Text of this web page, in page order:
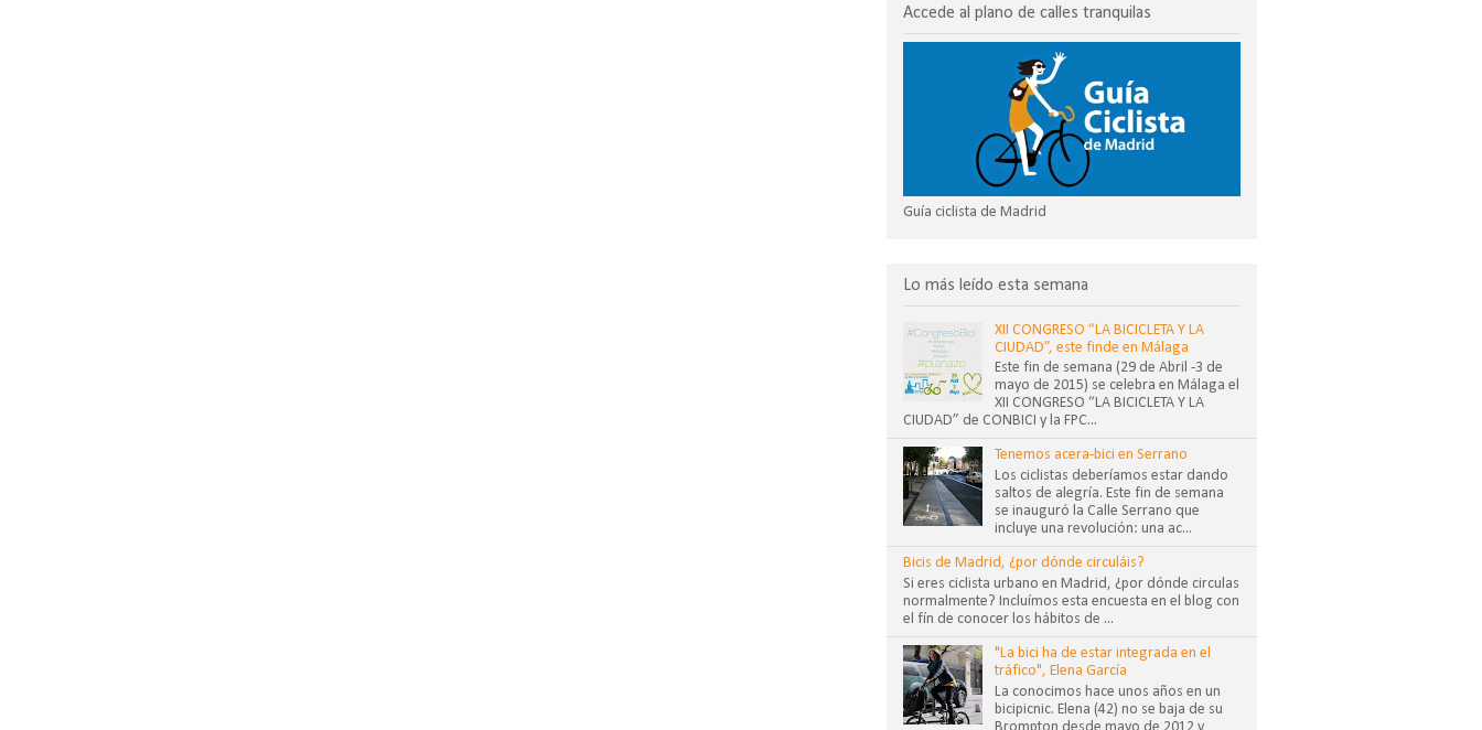
Accede al plano de calles tranquilas
Guía ciclista de Madrid
Lo más leído esta semana
XII CONGRESO “LA BICICLETA Y LA
CIUDAD”, este finde en Málaga
Este fin de semana (29 de Abril -3 de
mayo de 2015) se celebra en Málaga el
XII CONGRESO “LA BICICLETA Y LA
CIUDAD” de CONBICI y la FPC...
Tenemos acera-bici en Serrano
Los ciclistas deberíamos estar dando
saltos de alegría. Este fin de semana
se inauguró la Calle Serrano que
incluye una revolución: una ac...
Bicis de Madrid, ¿por dónde circuláis?
Si eres ciclista urbano en Madrid, ¿por dónde circulas
normalmente? Incluímos esta encuesta en el blog con
el fín de conocer los hábitos de ...
"La bici ha de estar integrada en el
tráfico", Elena García
La conocimos hace unos años en un
bicipicnic. Elena (42) no se baja de su